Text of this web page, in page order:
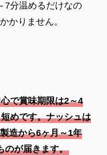
7分温めるだけなの
かりません。
で賞味期限は2～4
めです。ナッシュは
造から6ヶ月～1年
のが届きます。